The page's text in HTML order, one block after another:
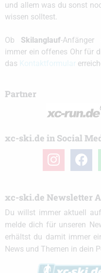
und allem was du sonst
wissen solltest.
Ob Skilanglauf-Anfänger
immer ein offenes Ohr für
das
Partner
xc-ski.de in Social
instagramfacebook
xc-ski.de Newsletter
Du willst immer aktuell
melde dich für unseren
erhältst du damit immer
News und Themen in dein